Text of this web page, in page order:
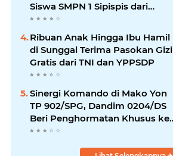
Siswa SMPN 1 Sipispis dari
Bahaya Narkotika
Ribuan Anak Hingga Ibu Hamil
di Sunggal Terima Pasokan Gizi
Gratis dari TNI dan YPPSDP
Sinergi Komando di Mako Yon
TP 902/SPG, Dandim 0204/DS
Beri Penghormatan Khusus ke
Menhan RI